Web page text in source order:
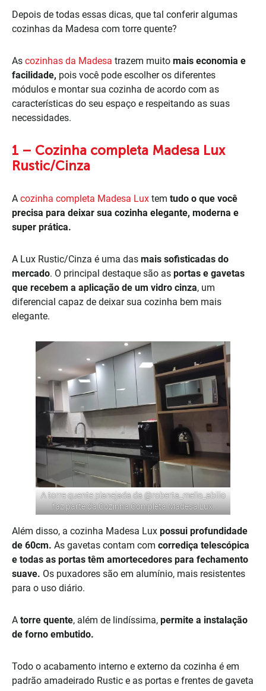
Depois de todas essas dicas, que tal conferir algumas
cozinhas da Madesa com torre quente?
As cozinhas da Madesa trazem muito mais economia e
facilidade, pois você pode escolher os diferentes
módulos e montar sua cozinha de acordo com as
características do seu espaço e respeitando as suas
necessidades.
1 – Cozinha completa Madesa Lux
Rustic/Cinza
A cozinha completa Madesa Lux tem tudo o que você
precisa para deixar sua cozinha elegante, moderna e
super prática.
A Lux Rustic/Cinza é uma das mais sofisticadas do
mercado. O principal destaque são as portas e gavetas
que recebem a aplicação de um vidro cinza, um
diferencial capaz de deixar sua cozinha bem mais
elegante.
A torre quente planejada da@roberta_mello_abilio
faz parte da Cozinha Completa Madesa Lux.
Além disso, a cozinha Madesa Lux possui profundidade
de 60cm. As gavetas contam com corrediça telescópica
e todas as portas têm amortecedores para fechamento
suave. Os puxadores são em alumínio, mais resistentes
para o uso diário.
A torre quente, além de lindíssima, permite a instalação
de forno embutido.
Todo o acabamento interno e externo da cozinha é em
padrão amadeirado Rustic e as portas e frentes de gaveta